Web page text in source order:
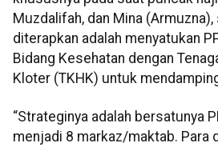
Muzdalifah, dan Mina
diterapkan adalah menyatukan
Bidang Kesehatan dengan
Kloter (TKHK) untuk
“Strateginya adalah bersatunya
menjadi 8 markaz/maktab. Para